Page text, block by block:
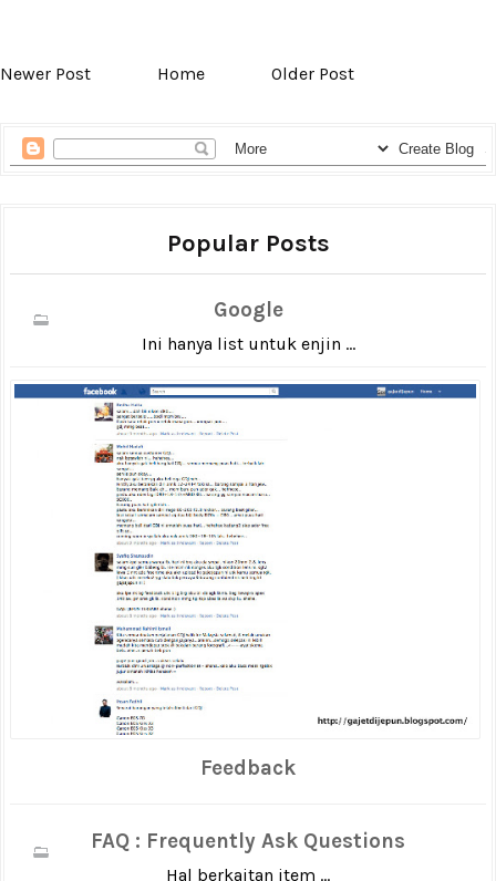
Newer Post Home Older Post
Popular Posts
Google
Ini hanya list untuk enjin ...
Feedback
FAQ : Frequently Ask Questions
Hal berkaitan item ...